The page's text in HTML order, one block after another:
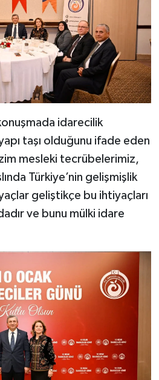
idarecilik
taşı olduğunu ifade eden
mesleki tecrübelerimiz,
Türkiye’nin gelişmişlik
geliştikçe bu ihtiyaçları
ve bunu mülki idare